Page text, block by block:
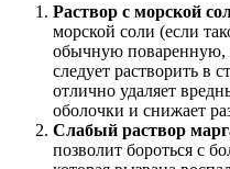
Раствор с морской
морской соли (если
обычную поваренную,
следует растворить в
отлично удаляет
оболочки и снижает
Слабый раствор
позволит бороться с